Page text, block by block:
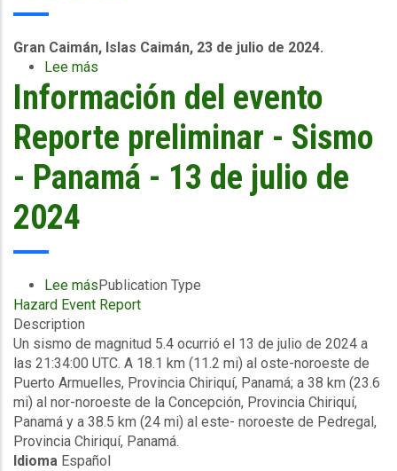
distribución
electricidad
Granada
Gran Caimán, Islas Caimán, 23 de julio de 2024.
Lee más
El
huracán
Beryl
pone
prueba
seguro
paramétrico
CCRIF
-
para
el
sector
del
agua:
Información del evento
Reporte preliminar - Sismo
- Panamá - 13 de julio de
2024
Lee mássobre
Información
evento
Reporte
preliminar
-
Sismo
-
Panamá
Publication Type
Hazard Event Report
Description
Un sismo de magnitud 5.4 ocurrió el 13 de julio de 2024 a
las 21:34:00 UTC. A 18.1 km (11.2 mi) al oste-noroeste de
Puerto Armuelles, Provincia Chiriquí, Panamá; a 38 km (23.6
mi) al nor-noroeste de la Concepción, Provincia Chiriquí,
Panamá y a 38.5 km (24 mi) al este- noroeste de Pedregal,
Provincia Chiriquí, Panamá.
Idioma Español